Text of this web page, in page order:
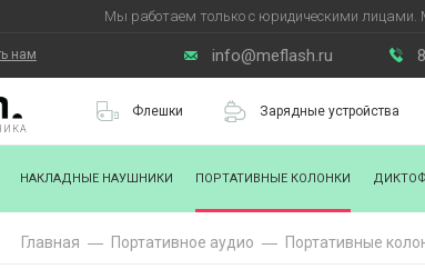
Мы работаем только с юридическими
нам info@meflash.ru
Флешки Зарядные устройства
НАКЛАДНЫЕ НАУШНИКИ ПОРТАТИВНЫЕ КОЛОНКИ
Главная Портативное аудио Портативные